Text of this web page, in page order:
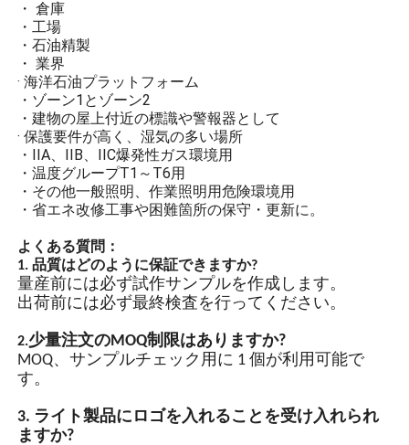
アプリ
· 炭鉱およびトンネルインフラ
· 危険物保管倉庫
・ゾーン1とゾーン2
・温度グループT1～T6用
・IIA、IIB、IIC爆発性ガス環境用
ング
防爆性と帯電防止性を備え
たアルミニウム合金ダイカ
スト製ハウジング。プラス
チック表面に静電スプレー
を施し、耐食性、帯電防止
性、耐衝撃性を高めていま
す。
高強度強化ガラス
護により、照明からのアー
ク火花が可燃性ガスと接触
して爆発を引き起こすこと
LED高輝度ランプビーズ、
製品の用途:
・ 倉庫
・工場
・石油精製
・ 業界
· 海洋石油プラットフォーム
・ゾーン1とゾーン2
・建物の屋上付近の標識や警報器として
· 保護要件が高く、湿気の多い場所
・IIA、IIB、IIC爆発性ガス環境用
・その他一般照明、作業照明用危険環境用
・省エネ改修工事や困難箇所の保守・更新に。
1. 品質はどのように保証できますか?
量産前には必ず試作サンプルを作成します。